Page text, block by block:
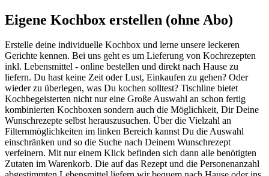
Eigene Kochbox erstellen (ohne Abo)
Erstelle deine individuelle Kochbox und lerne unsere leckeren
Gerichte kennen. Bei uns geht es um Lieferung von Kochrezepten
inkl. Lebensmittel - online bestellen und direkt nach Hause zu
liefern. Du hast keine Zeit oder Lust, Einkaufen zu gehen? Oder
wieder zu überlegen, was Du kochen solltest? Tischline bietet
Kochbegeisterten nicht nur eine Große Auswahl an schon fertig
kombinierten Kochboxen sondern auch die Möglichkeit, Dir Deine
Wunschrezepte selbst herauszusuchen. Über die Vielzahl an
Filternmöglichkeiten im linken Bereich kannst Du die Auswahl
einschränken und so die Suche nach Deinem Wunschrezept
verfeinern. Mit nur einem Klick befinden sich dann alle benötigten
Zutaten im Warenkorb. Die auf das Rezept und die Personenanzahl